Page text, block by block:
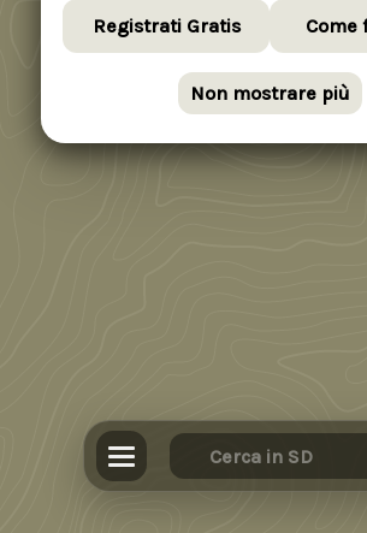
Registrati Gratis Come
Non mostrare più